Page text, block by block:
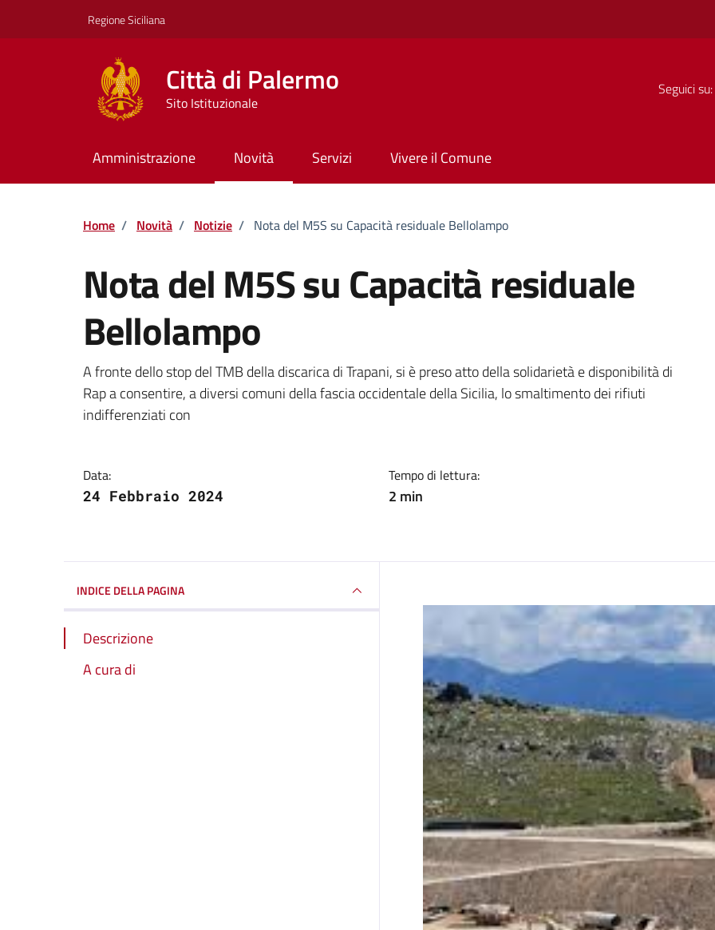
Regione Siciliana
Città di Palermo
Sito Istituzionale
Seguici su:
Amministrazione Novità Servizi Vivere il Comune
Home / Novità / Notizie / Nota del M5S su Capacità residuale Bellolampo
Nota del M5S su Capacità residuale
Bellolampo
Dettagli della notizia
A fronte dello stop del TMB della discarica di Trapani, si è preso atto della solidarietà e disponibilità di
Rap a consentire, a diversi comuni della fascia occidentale della Sicilia, lo smaltimento dei rifiuti
indifferenziati con
Data:
24 Febbraio 2024
Tempo di lettura:
2 min
INDICE DELLA PAGINA
Descrizione
A cura di